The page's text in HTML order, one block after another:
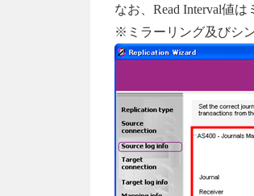
なお、Read Interval値
※ミラーリング及びシ